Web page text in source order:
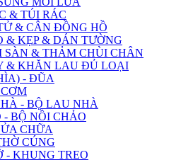
& TÚI RÁC
& CÂN ĐỒNG HỒ
& KẸP & DÁN TƯỜNG
SÀN & THẢM CHÙI CHÂN
& KHĂN LAU ĐỦ LOẠI
- ĐŨA
- BỘ LAU NHÀ
- BỘ NỒI CHẢO
CHỮA
CÚNG
- KHUNG TREO